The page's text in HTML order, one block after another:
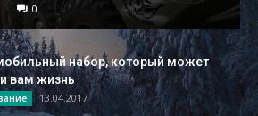
0
набор, который может
вам жизнь
13.04.2017